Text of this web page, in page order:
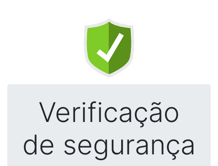
Verificação
de segurança